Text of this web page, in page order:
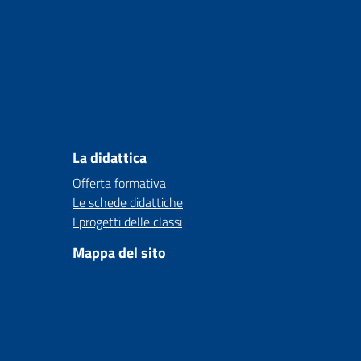
La didattica
Offerta formativa
Le schede didattiche
I progetti delle classi
Mappa del sito